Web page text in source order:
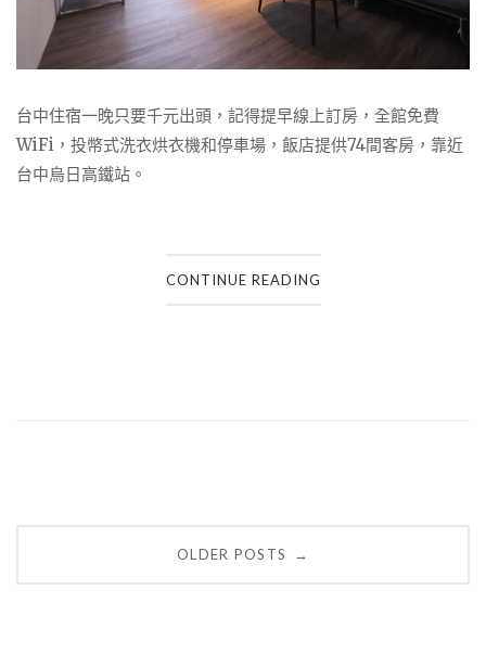
台中住宿一晚只要千元出頭，記得提早線上訂房，全館免費
WiFi，投幣式洗衣烘衣機和停車場，飯店提供74間客房，靠近
台中烏日高鐵站。
CONTINUE READING
OLDER POSTS →